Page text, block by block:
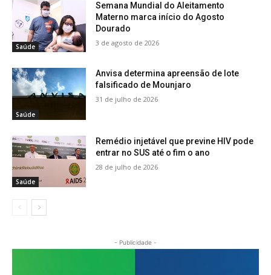
Saúde
Semana Mundial do Aleitamento
Materno marca início do Agosto
Dourado
3 de agosto de 2026
Saúde
Anvisa determina apreensão de lote
falsificado de Mounjaro
31 de julho de 2026
Saúde
Remédio injetável que previne HIV pode
entrar no SUS até o fim o ano
28 de julho de 2026
- Publicidade -